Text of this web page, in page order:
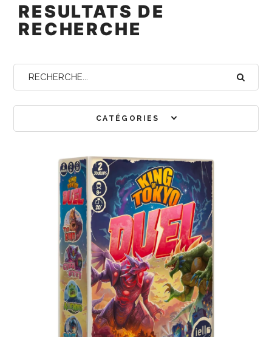
RESULTATS DE
RECHERCHE
CATÉGORIES